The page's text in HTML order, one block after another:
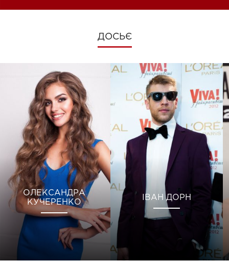
ДОСЬЄ
ОЛЕКСАНДРА
КУЧЕРЕНКО
ІВАН ДОРН